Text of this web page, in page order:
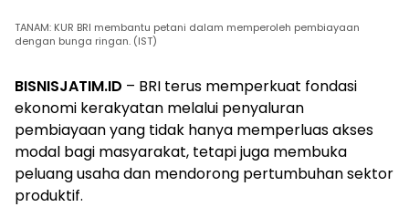
TANAM: KUR BRI membantu petani dalam memperoleh pembiayaan
dengan bunga ringan. (IST)
BISNISJATIM.ID – BRI terus memperkuat fondasi
ekonomi kerakyatan melalui penyaluran
pembiayaan yang tidak hanya memperluas akses
modal bagi masyarakat, tetapi juga membuka
peluang usaha dan mendorong pertumbuhan sektor
produktif.